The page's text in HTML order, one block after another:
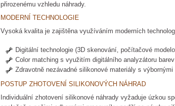
přirozenému vzhledu náhrady.
MODERNÍ TECHNOLOGIE
Vysoká kvalita je zajištěna využíváním moderních
Digitální technologie (3D skenování, počítačové
Color matching s využitím digitálního analyzátoru barev
Zdravotně nezávadné silikonové materiály s
POSTUP ZHOTOVENÍ SILIKONOVÝCH NÁHRAD
Individuální zhotovení silikonové náhrady vyžaduje úzkou